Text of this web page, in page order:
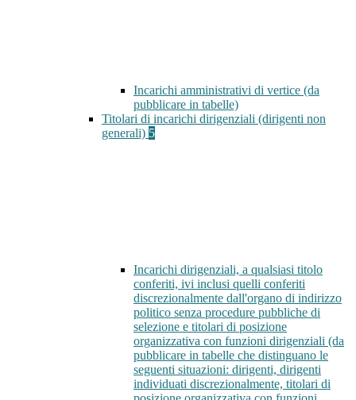
Incarichi amministrativi di vertice (da
pubblicare in tabelle)
Titolari di incarichi dirigenziali (dirigenti non
generali) 5
Incarichi dirigenziali, a qualsiasi titolo
conferiti, ivi inclusi quelli conferiti
discrezionalmente dall'organo di indirizzo
politico senza procedure pubbliche di
selezione e titolari di posizione
organizzativa con funzioni dirigenziali (da
pubblicare in tabelle che distinguano le
seguenti situazioni: dirigenti, dirigenti
individuati discrezionalmente, titolari di